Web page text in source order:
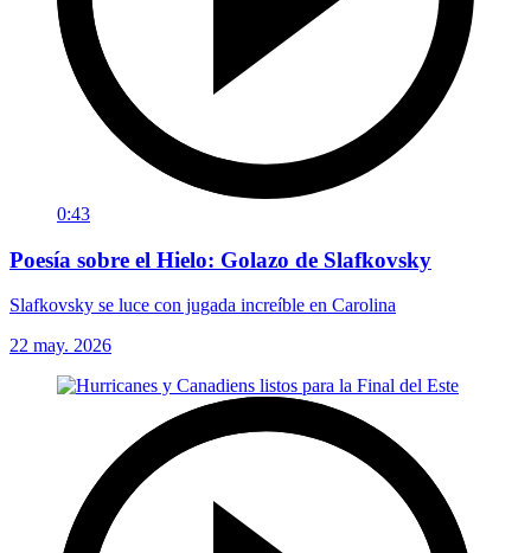
0:43
Poesía sobre el Hielo: Golazo de Slafkovsky
Slafkovsky se luce con jugada increíble en Carolina
22 may. 2026